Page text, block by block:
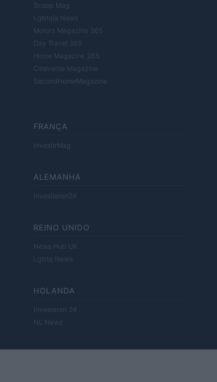
Scoop Mag
Lgbtqia News
Motors Magazine 365
Day Travel 365
Home Magazine 365
Cineverse Magazine
SecondHomeMagazine
FRANÇA
InvestirMag
ALEMANHA
Investieren24
REINO UNIDO
News Hub UK
Lgbtq News
HOLANDA
Investeren 24
NL Newz